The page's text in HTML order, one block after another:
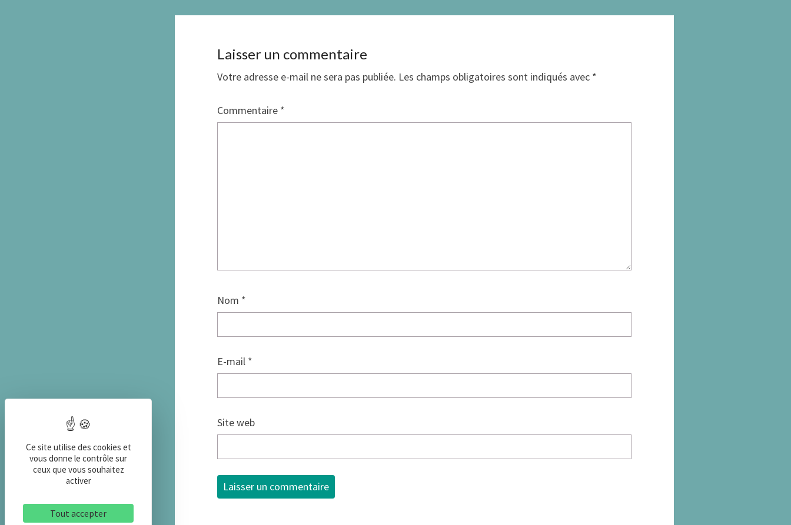
Laisser un commentaire
Votre adresse e-mail ne sera pas publiée. Les champs obligatoires sont indiqués avec *
Commentaire *
Nom *
E-mail *
Site web
Ce site utilise des cookies et
vous donne le contrôle sur
ceux que vous souhaitez
activer
Tout accepter